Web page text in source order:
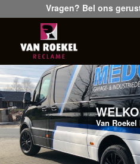
Vragen? Bel ons
Van Roekel